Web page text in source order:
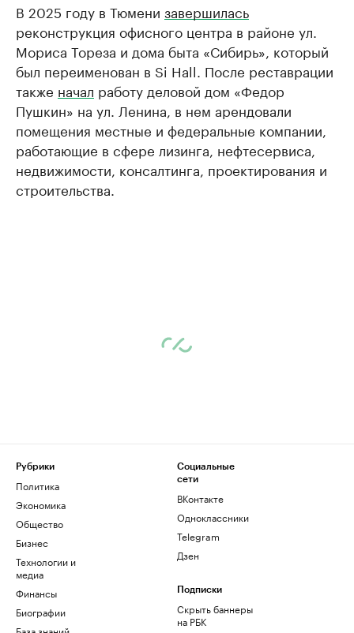
В 2025 году в Тюмени завершилась
реконструкция офисного центра в районе ул.
Мориса Тореза и дома быта «Сибирь», который
был переименован в Si Hall. После реставрации
также начал работу деловой дом «Федор
Пушкин» на ул. Ленина, в нем арендовали
помещения местные и федеральные компании,
работающие в сфере лизинга, нефтесервиса,
недвижимости, консалтинга, проектирования и
строительства.
Рубрики
Политика
Экономика
Общество
Бизнес
Технологии и
медиа
Финансы
Биографии
Социальные
сети
ВКонтакте
Одноклассники
Telegram
Дзен
Подписки
Скрыть баннеры
на РБК